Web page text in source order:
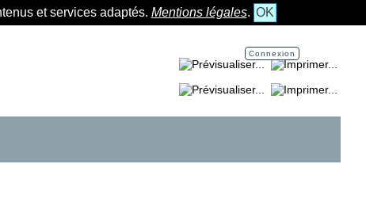
et services adaptés. Mentions légales. OK
Connexion